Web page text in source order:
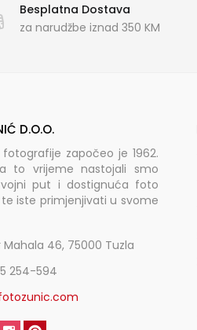
Besplatna Dostava
za narudžbe iznad 350 KM
D.O.O.
započeo je 1962.
to vrijeme nastojali smo
put i dostignuća foto
iste primjenjivati u svome
Mahala 46, 75000 Tuzla
254-594